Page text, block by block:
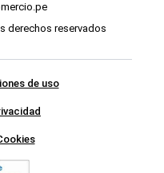
derechos reservados
de uso